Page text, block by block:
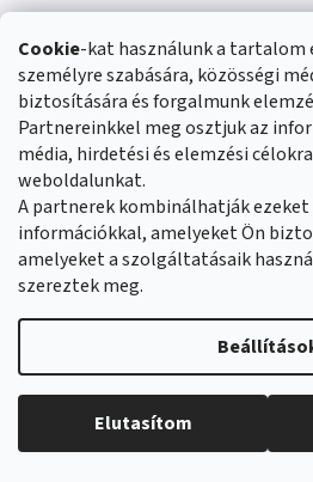
Cookie-kat használunk a tartalom
személyre szabására, közösségi
biztosítására és forgalmunk
Partnereinkkel meg osztjuk az
média, hirdetési és elemzési
weboldalunkat.
A partnerek kombinálhatják
információkkal, amelyeket Ön
amelyeket a szolgáltatásaik
szereztek meg.
Elutasítom
Súly:
10 kg
EAN vonalkód: 5906874215722
Üzleti feltételek
Általános adatvédelmi
Copyright 2026Duvlan.hu. Minden